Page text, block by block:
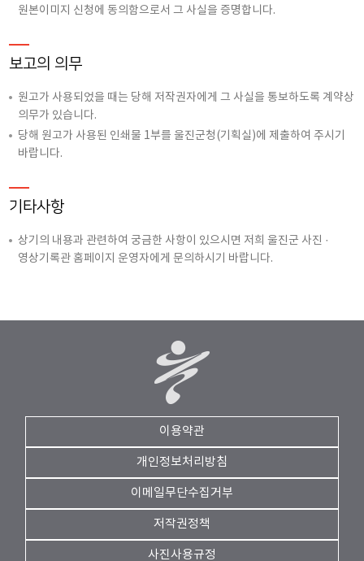
원본이미지 신청에 동의함으로서 그 사실을 증명합니다.
보고의 의무
원고가 사용되었을 때는 당해 저작권자에게 그 사실을 통보하도록 계약상
의무가 있습니다.
당해 원고가 사용된 인쇄물 1부를 울진군청(기획실)에 제출하여 주시기
바랍니다.
기타사항
상기의 내용과 관련하여 궁금한 사항이 있으시면 저희 울진군 사진 ·
영상기록관 홈페이지 운영자에게 문의하시기 바랍니다.
이용약관
개인정보처리방침
이메일무단수집거부
저작권정책
사진사용규정